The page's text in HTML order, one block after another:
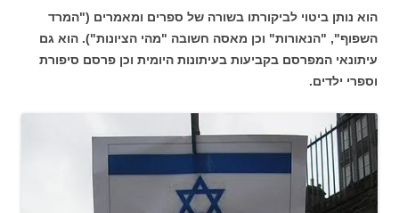
הוא נותן ביטוי לביקורתו בשורה של ספרים ומאמרים ("המרד
השפוף", "הנאורות" וכן מאסה חשובה "מהי הציונות"). הוא גם
עיתונאי המפרסם בקביעות בעיתונות היומית וכן פרסם סיפורת
וספרי ילדים.